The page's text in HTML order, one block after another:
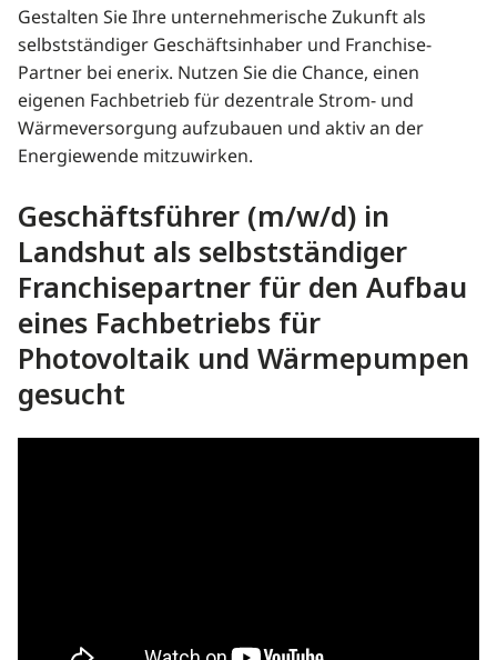
Gestalten Sie Ihre unternehmerische Zukunft als
selbstständiger Geschäftsinhaber und Franchise-
Partner bei enerix. Nutzen Sie die Chance, einen
eigenen Fachbetrieb für dezentrale Strom- und
Wärmeversorgung aufzubauen und aktiv an der
Energiewende mitzuwirken.
Geschäftsführer (m/w/d) in
Landshut als selbstständiger
Franchisepartner für den Aufbau
eines Fachbetriebs für
Photovoltaik und Wärmepumpen
gesucht